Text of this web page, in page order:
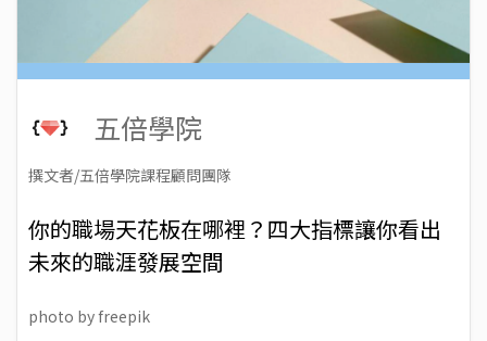
五倍學院
撰文者/五倍學院課程顧問團隊
你的職場天花板在哪裡？四大指標讓你看出
未來的職涯發展空間
photo byfreepik